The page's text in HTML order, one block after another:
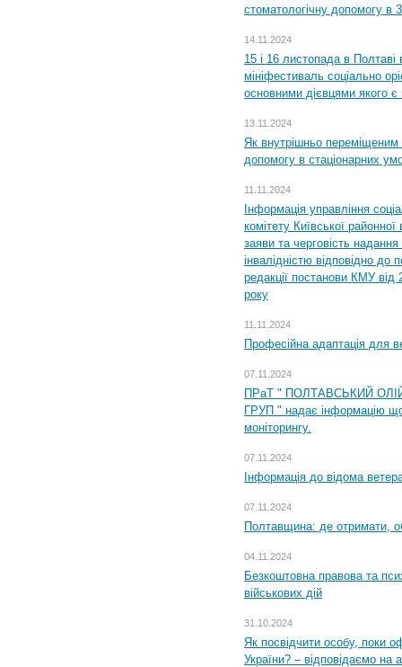
стоматологічну допомогу в
14.11.2024
15 і 16 листопада в
мініфестиваль соціально
основними дієвцями якого є
13.11.2024
Як внутрішньо переміщеним
допомогу в стаціонарних
11.11.2024
Інформація управління
комітету Київської
заяви та черговість надання
інвалідністю відповідно
редакції постанови КМУ
року
11.11.2024
Професійна адаптація для
07.11.2024
ПРаТ " ПОЛТАВСЬКИЙ
ГРУП " надає інформацію
моніторингу.
07.11.2024
Інформація до відома
07.11.2024
Полтавщина: де отримати,
04.11.2024
Безкоштовна правова та
військових дій
31.10.2024
Як посвідчити особу, поки
України? – відповідаємо на